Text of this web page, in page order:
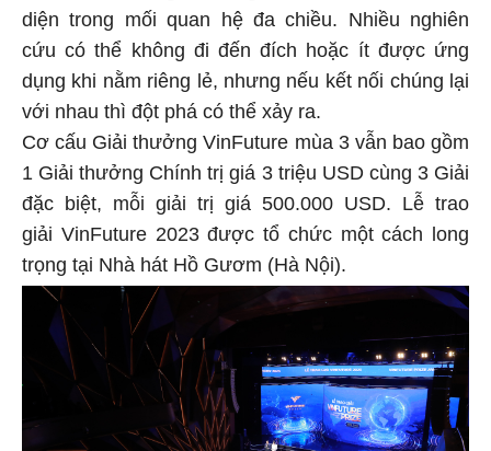
diện trong mối quan hệ đa chiều. Nhiều nghiên
cứu có thể không đi đến đích hoặc ít được ứng
dụng khi nằm riêng lẻ, nhưng nếu kết nối chúng lại
với nhau thì đột phá có thể xảy ra.
Cơ cấu Giải thưởng VinFuture mùa 3 vẫn bao gồm
1 Giải thưởng Chính trị giá 3 triệu USD cùng 3 Giải
đặc biệt, mỗi giải trị giá 500.000 USD. Lễ trao
giải VinFuture 2023 được tổ chức một cách long
trọng tại Nhà hát Hồ Gươm (Hà Nội).